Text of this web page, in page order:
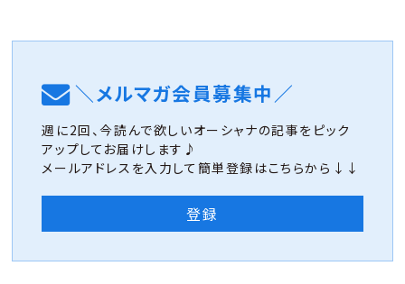
＼メルマガ会員募集中／
週に2回、今読んで欲しいオーシャナの記事をピック
アップしてお届けします♪
メールアドレスを入力して簡単登録はこちらから↓↓
登録